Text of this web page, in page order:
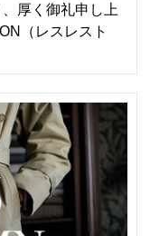
厚く御礼申し上
（レスレスト